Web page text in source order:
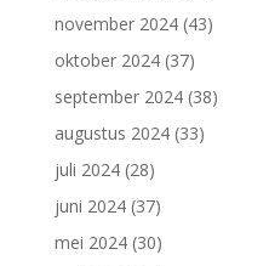
november 2024(43)
oktober 2024(37)
september 2024(38)
augustus 2024(33)
juli 2024(28)
juni 2024(37)
mei 2024(30)